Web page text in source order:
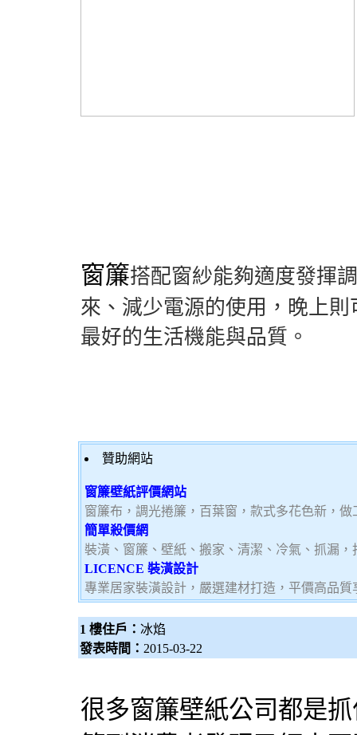
窗簾搭配窗紗能夠適度發揮
來、減少電源的使用，晚上
最好的生活機能與品質。
贊助網站
窗簾壁紙評價網站
窗簾布，調光捲簾，百葉窗，款式多花色新，
簡單殺價網
裝潢、窗簾、壁紙、搬家、清潔、冷氣、抓漏
LICENCE 裝潢設計
專業居家裝潢設計，嚴選建材打造，平價高品
1 樓住戶： 冰焰
發表時間： 2015-03-22
很多窗簾壁紙公司都是